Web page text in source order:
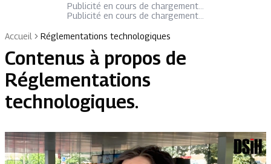
Publicité en cours de chargement...
Publicité en cours de chargement...
Accueil
Réglementations technologiques
Contenus à propos de
Réglementations
technologiques.